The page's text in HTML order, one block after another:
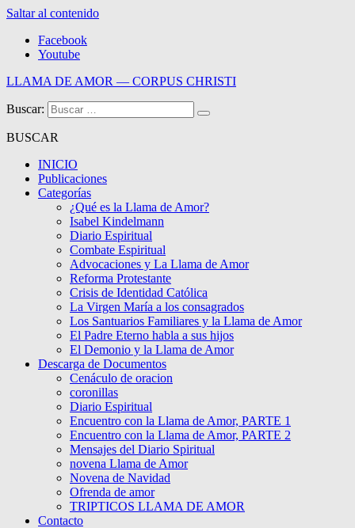
Saltar al contenido
Facebook
Youtube
LLAMA DE AMOR — CORPUS CHRISTI
Blog de la Llama de Amor
Buscar:
BUSCAR
INICIO
Publicaciones
Categorías
¿Qué es la Llama de Amor?
Isabel Kindelmann
Diario Espiritual
Combate Espiritual
Advocaciones y La Llama de Amor
Reforma Protestante
Crisis de Identidad Católica
La Virgen María a los consagrados
Los Santuarios Familiares y la Llama de Amor
El Padre Eterno habla a sus hijos
El Demonio y la Llama de Amor
Descarga de Documentos
Cenáculo de oracion
coronillas
Diario Espiritual
Encuentro con la Llama de Amor, PARTE 1
Encuentro con la Llama de Amor, PARTE 2
Mensajes del Diario Spiritual
novena Llama de Amor
Novena de Navidad
Ofrenda de amor
TRIPTICOS LLAMA DE AMOR
Contacto